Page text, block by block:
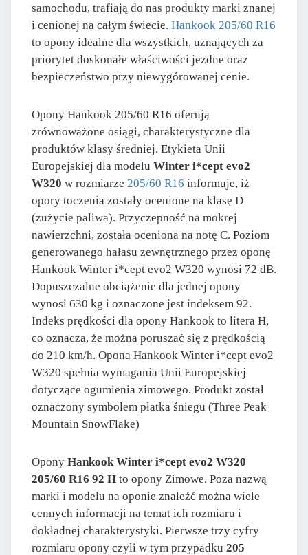
samochodu, trafiają do nas produkty marki znanej
i cenionej na całym świecie. Hankook 205/60 R16
to opony idealne dla wszystkich, uznających za
priorytet doskonałe właściwości jezdne oraz
bezpieczeństwo przy niewygórowanej cenie.
Opony Hankook 205/60 R16 oferują
zrównoważone osiągi, charakterystyczne dla
produktów klasy średniej. Etykieta Unii
Europejskiej dla modelu Winter i*cept evo2
W320 w rozmiarze 205/60 R16 informuje, iż
opory toczenia zostały ocenione na klasę D
(zużycie paliwa). Przyczepność na mokrej
nawierzchni, została oceniona na notę C. Poziom
generowanego hałasu zewnętrznego przez oponę
Hankook Winter i*cept evo2 W320 wynosi 72 dB.
Dopuszczalne obciążenie dla jednej opony
wynosi 630 kg i oznaczone jest indeksem 92.
Indeks prędkości dla opony Hankook to litera H,
co oznacza, że można poruszać się z prędkością
do 210 km/h. Opona Hankook Winter i*cept evo2
W320 spełnia wymagania Unii Europejskiej
dotyczące ogumienia zimowego. Produkt został
oznaczony symbolem płatka śniegu (Three Peak
Mountain SnowFlake)
Opony Hankook Winter i*cept evo2 W320
205/60 R16 92 H to opony Zimowe. Poza nazwą
marki i modelu na oponie znaleźć można wiele
cennych informacji na temat ich rozmiaru i
dokładnej charakterystyki. Pierwsze trzy cyfry
rozmiaru opony czyli w tym przypadku 205